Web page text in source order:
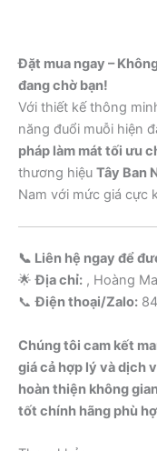
Đặt mua ngay –
đang chờ bạn!
Với thiết kế thông
năng đuổi muỗi hiện
pháp làm mát tối ưu
thương hiệu Tây Ban
Nam với mức giá cực
📞 Liên hệ ngay để
🌟Địa chỉ: , Hoàng
📞Điện thoại/Zalo:
Chúng tôi cam kết
giá cả hợp lý và dịch
hoàn thiện không
tốt chính hãng phù